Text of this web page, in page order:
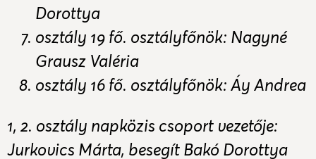
Dorottya
osztály 19 fő. osztályfőnök: Nagyné
Grausz Valéria
osztály 16 fő. osztályfőnök: Áy Andrea
1, 2. osztály napközis csoport vezetője:
Jurkovics Márta, besegít Bakó Dorottya